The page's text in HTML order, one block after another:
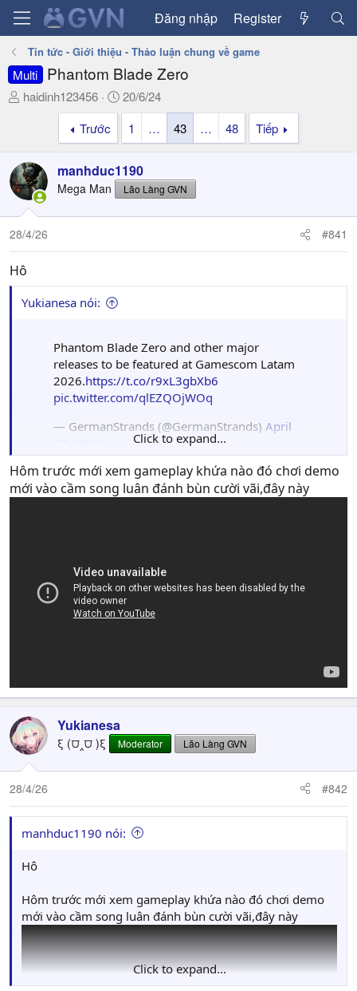
Đăng nhập Register
Tin tức - Giới thiệu - Thảo luận chung về game
Multi Phantom Blade Zero
T
a
d
s
t
a
t
e
r
haidinh123456
N
g
y
g
ử
i
20/6/24
Trước
1 … 43 … 48 Tiếp
manhduc1190
Mega Man Lão Làng GVN
28/4/26 #841
Hô
Yukianesa nói:
Phantom Blade Zero and other major
releases to be featured at Gamescom Latam
2026.https://t.co/r9xL3gbXb6
pic.twitter.com/qlEZQOjWOq
— GermanStrands (@GermanStrands) April
gamescom mà ở latam thì ko chắc có info gì mới
Click to expand...
Hôm trước mới xem gameplay khứa nào đó chơi demo
mới vào cầm song luân đánh bùn cười vãi,đây này
Yukianesa
ξ (⩌‸⩌ )ξ Moderator Lão Làng GVN
28/4/26 #842
manhduc1190 nói:
Hô
Hôm trước mới xem gameplay khứa nào đó chơi demo
mới vào cầm song luân đánh bùn cười vãi,đây này
Click to expand...